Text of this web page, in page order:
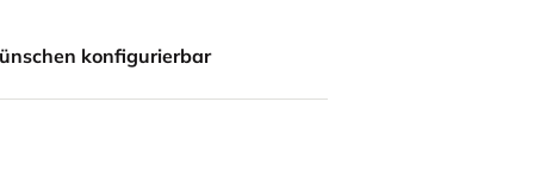
konfigurierbar